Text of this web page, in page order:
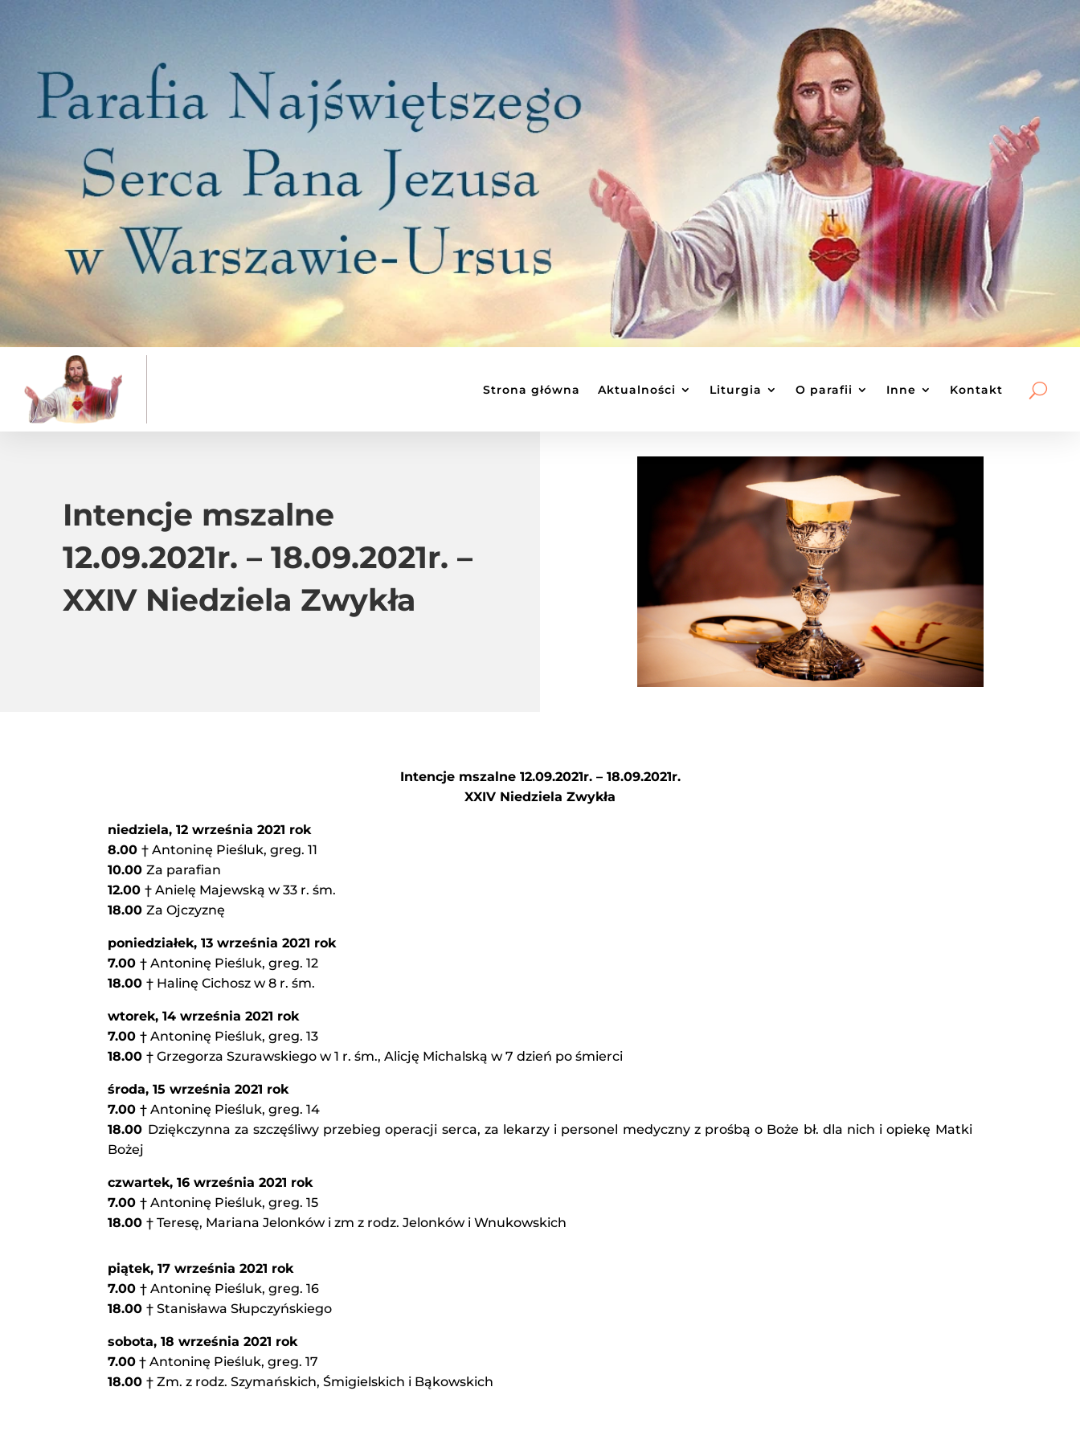
Strona główna Aktualności Liturgia O parafii Inne Kontakt
Intencje mszalne
12.09.2021r. – 18.09.2021r. –
XXIV Niedziela Zwykła
Intencje mszalne 12.09.2021r. – 18.09.2021r.
XXIV Niedziela Zwykła
niedziela, 12 września 2021 rok
8.00† Antoninę Pieśluk, greg. 11
10.00Za parafian
12.00† Anielę Majewską w 33 r. śm.
18.00Za Ojczyznę
poniedziałek, 13 września 2021 rok
7.00† Antoninę Pieśluk, greg. 12
18.00† Halinę Cichosz w 8 r. śm.
wtorek,14 września 2021 rok
7.00† Antoninę Pieśluk, greg. 13
18.00† Grzegorza Szurawskiego w 1 r. śm., Alicję Michalską w 7 dzień po śmierci
środa, 15 września 2021 rok
7.00† Antoninę Pieśluk, greg. 14
18.00 Dziękczynna za szczęśliwy przebieg operacji serca, za lekarzy i personel medyczny z prośbą o Boże bł. dla nich i opiekę Matki
Bożej
czwartek, 16 września 2021 rok
7.00† Antoninę Pieśluk, greg. 15
18.00† Teresę, Mariana Jelonków i zm z rodz. Jelonków i Wnukowskich
piątek, 17 września 2021 rok
7.00† Antoninę Pieśluk, greg. 16
18.00† Stanisława Słupczyńskiego
sobota, 18 września 2021 rok
7.00 † Antoninę Pieśluk, greg. 17
18.00† Zm. z rodz. Szymańskich, Śmigielskich i Bąkowskich